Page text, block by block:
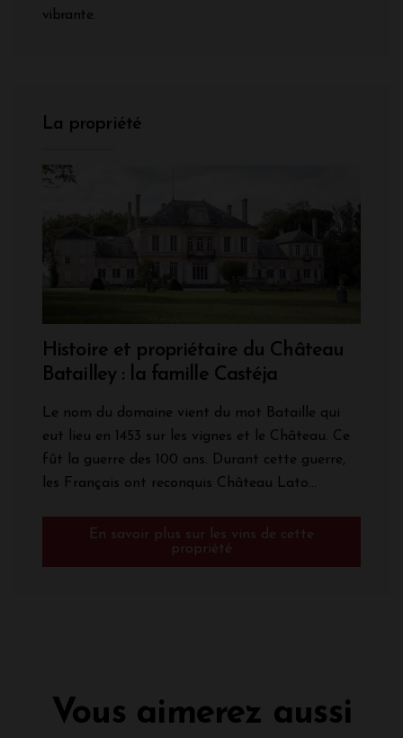
vibrante.
La propriété
Histoire et propriétaire du Château
Batailley : la famille Castéja
Le nom du domaine vient du mot Bataille qui
eut lieu en 1453 sur les vignes et le Château. Ce
fût la guerre des 100 ans. Durant cette guerre,
les Français ont reconquis Château Lato...
En savoir plus sur les vins de cette
propriété
Vous aimerez aussi